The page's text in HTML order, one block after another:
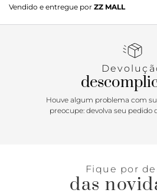
em cortiça natural. O cabedal
trançadas e detalhe em couro
Vendido e entregue por ZZ MALL
Houve algum problema com
preocupe: devolva seu pedido
Fique por
das